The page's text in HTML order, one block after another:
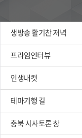
생방송 활기찬 저녁
프라임인터뷰
인생내컷
테마기행 길
충북 시사토론 창